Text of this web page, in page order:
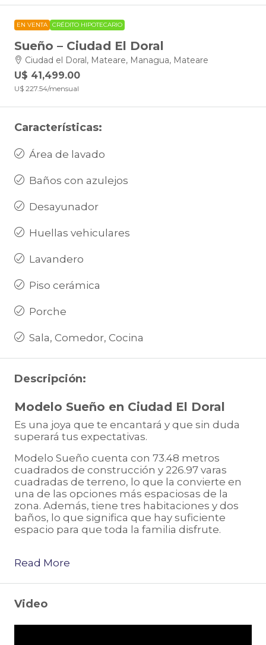
EN VENTA CRÉDITO HIPOTECARIO
Sueño – Ciudad El Doral
Ciudad el Doral, Mateare, Managua, Mateare
U$ 41,499.00
U$ 227.54/mensual
Características:
Área de lavado
Baños con azulejos
Desayunador
Huellas vehiculares
Lavandero
Piso cerámica
Porche
Sala, Comedor, Cocina
Descripción:
Modelo Sueño en Ciudad El Doral
Es una joya que te encantará y que sin duda
superará tus expectativas.
Modelo Sueño cuenta con 73.48 metros
cuadrados de construcción y 226.97 varas
cuadradas de terreno, lo que la convierte en
una de las opciones más espaciosas de la
zona. Además, tiene tres habitaciones y dos
baños, lo que significa que hay suficiente
espacio para que toda la familia disfrute.
Read More
Video